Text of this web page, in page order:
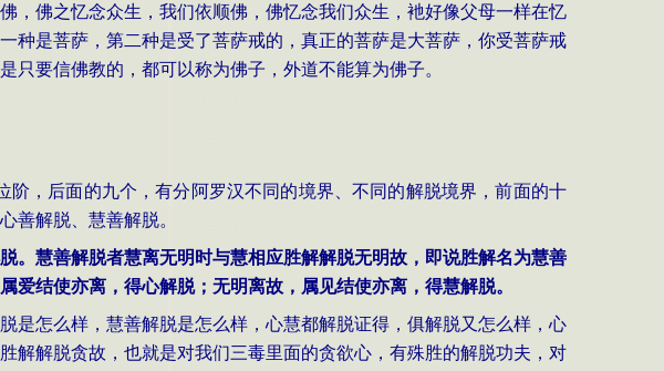
，佛之忆念众生，我们依顺佛，佛忆念我们众生，衪好像父母一样在忆
种是菩萨，第二种是受了菩萨戒的，真正的菩萨是大菩萨，你受菩萨戒
要信佛教的，都可以称为佛子，外道不能算为佛子。
，后面的九个，有分阿罗汉不同的境界、不同的解脱境界，前面的十
善解脱、慧善解脱。
。慧善解脱者慧离无明时与慧相应胜解解脱无明故，即说胜解名为慧善
结使亦离，得心解脱；无明离故，属见结使亦离，得慧解脱。
是怎么样，慧善解脱是怎么样，心慧都解脱证得，俱解脱又怎么样，心
解解脱贪故，也就是对我们三毒里面的贪欲心，有殊胜的解脱功夫，对